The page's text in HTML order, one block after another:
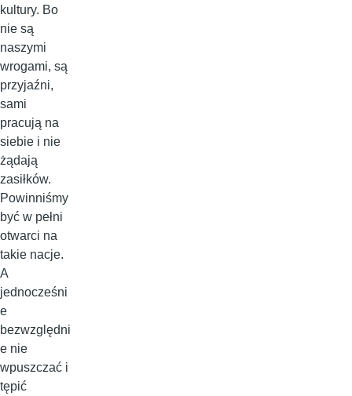
kultury. Bo
nie są
naszymi
wrogami, są
przyjaźni,
sami
pracują na
siebie i nie
żądają
zasiłków.
Powinniśmy
być w pełni
otwarci na
takie nacje.
A
jednocześni
e
bezwzględni
e nie
wpuszczać i
tępić